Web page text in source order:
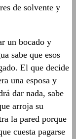
de solvente y
un bocado y
sabe que esos
El que decide
una esposa y
dar nada, sabe
arroja su
la pared porque
cuesta pagarse